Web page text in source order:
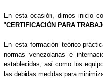
En esta ocasión, dimos inicio
"CERTIFICACIÓN PARA
En esta formación teórico-
normas venezolanas e
establecidas, así como los
las debidas medidas para